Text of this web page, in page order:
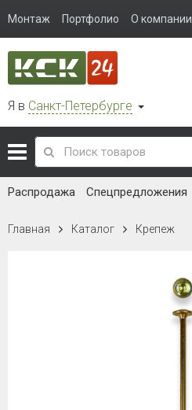
Монтаж Портфолио О компании
Я в Санкт-Петербурге
Распродажа Спецпредложения
Главная Каталог Крепеж